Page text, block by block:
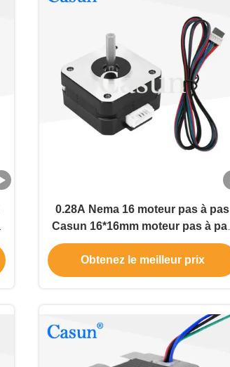
0.28A Nema 16 moteur pas à pas
Casun 16*16mm moteur pas à pas
120mN.M pour la lumière d'étape
Obtenez le meilleur prix